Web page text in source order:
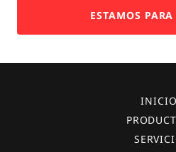
ESTAMOS PARA
INICIO